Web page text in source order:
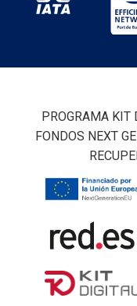
PROGRAMA KIT
FONDOS NEXT